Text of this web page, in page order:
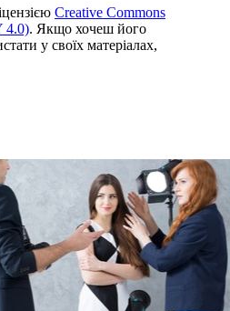
Creative Commons
4.0). Якщо хочеш його
у своїх матеріалах,